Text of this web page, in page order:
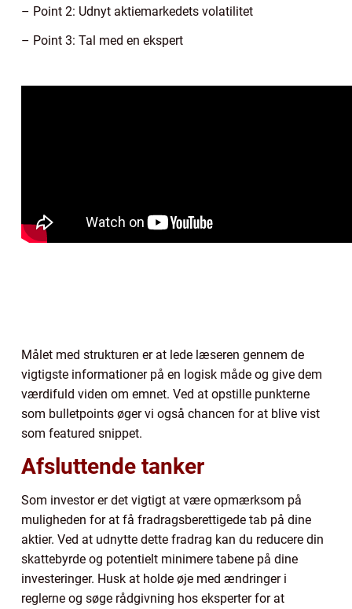
– Point 2: Udnyt aktiemarkedets volatilitet
– Point 3: Tal med en ekspert
Målet med strukturen er at lede læseren gennem de
vigtigste informationer på en logisk måde og give dem
værdifuld viden om emnet. Ved at opstille punkterne
som bulletpoints øger vi også chancen for at blive vist
som featured snippet.
Afsluttende tanker
Som investor er det vigtigt at være opmærksom på
muligheden for at få fradragsberettigede tab på dine
aktier. Ved at udnytte dette fradrag kan du reducere din
skattebyrde og potentielt minimere tabene på dine
investeringer. Husk at holde øje med ændringer i
reglerne og søge rådgivning hos eksperter for at